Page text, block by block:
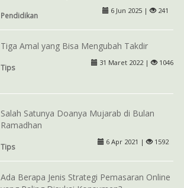
Pendidikan
6 Jun 2025 | 241
Tiga Amal yang Bisa Mengubah Takdir
Tips
31 Maret 2022 | 1046
Salah Satunya Doanya Mujarab di Bulan
Ramadhan
Tips
6 Apr 2021 | 1592
Ada Berapa Jenis Strategi Pemasaran Online